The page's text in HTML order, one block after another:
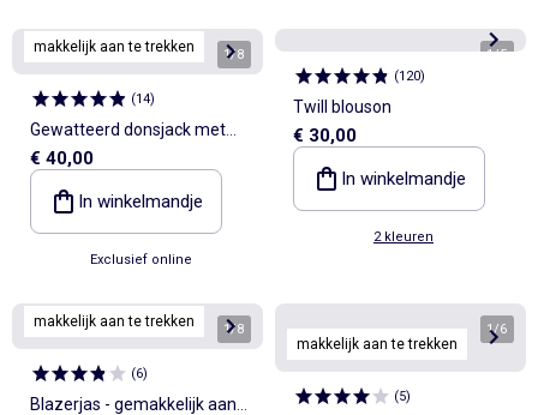
makkelijk aan te trekken 1/8
(14)
Gewatteerd donsjack met
capuchon
€ 40,00
In winkelmandje
Exclusief online
1/5
(120)
Twill blouson
€ 30,00
In winkelmandje
2 kleuren
makkelijk aan te trekken 1/8
(6)
Blazerjas - gemakkelijk aan
makkelijk aan te trekken
1/6
(5)